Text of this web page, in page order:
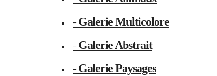
- Galerie Multicolore
- Galerie Abstrait
- Galerie Paysages